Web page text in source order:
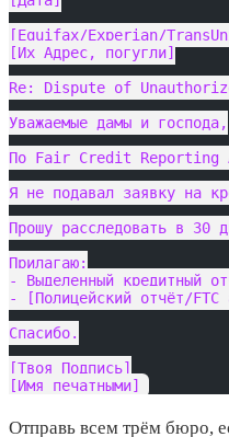
[Equifax/Experian/
[Их Адрес, погугли]
Re: Dispute of
Уважаемые дамы и господа,
По Fair Credit Reporting
Я не подавал заявку на
Прошу расследовать в 30
Прилагаю:
- Выделенный кредитный
- [Полицейский отчёт/
Спасибо.
[Твоя Подпись]
[Имя печатными]
Отправь всем трём бюро,